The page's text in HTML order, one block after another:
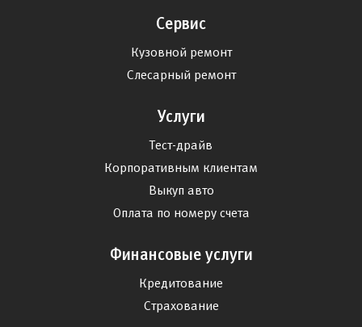
Сервис
Кузовной ремонт
Слесарный ремонт
Услуги
Тест-драйв
Корпоративным клиентам
Выкуп авто
Оплата по номеру счета
Финансовые услуги
Кредитование
Страхование